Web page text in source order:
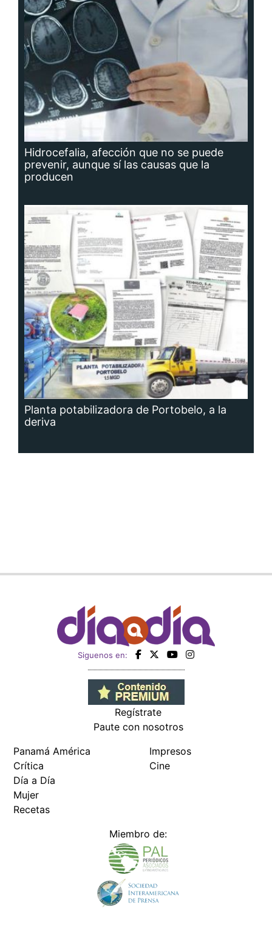
Hidrocefalia, afección que no se puede
prevenir, aunque sí las causas que la
producen
Planta potabilizadora de Portobelo, a la
deriva
Siguenos en:
Regístrate
Paute con nosotros
Crítica
Día a Día
Mujer
Recetas
Cine